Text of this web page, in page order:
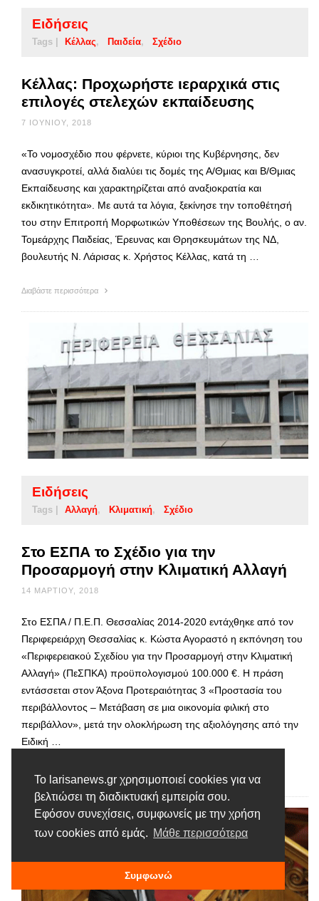
Το larisanews.gr χρησιμοποιεί cookies για να
βελτιώσει τη διαδικτυακή εμπειρία σου.
Εφόσον συνεχίσεις, συμφωνείς με την χρήση
των cookies από εμάς. Μάθε περισσότερα
Συμφωνώ
Ειδήσεις
Tags | Κέλλας Παιδεία Σχέδιο
Κέλλας: Προχωρήστε ιεραρχικά στις
επιλογές στελεχών εκπαίδευσης
7 ΙΟΥΝΊΟΥ, 2018
«Το νομοσχέδιο που φέρνετε, κύριοι της Κυβέρνησης, δεν
ανασυγκροτεί, αλλά διαλύει τις δομές της Α/Θμιας και Β/Θμιας
Εκπαίδευσης και χαρακτηρίζεται από αναξιοκρατία και
εκδικητικότητα». Με αυτά τα λόγια, ξεκίνησε την τοποθέτησή
του στην Επιτροπή Μορφωτικών Υποθέσεων της Βουλής, ο αν.
Τομεάρχης Παιδείας, Έρευνας και Θρησκευμάτων της ΝΔ,
βουλευτής Ν. Λάρισας κ. Χρήστος Κέλλας, κατά τη …
Διαβάστε περισσότερα
Ειδήσεις
Tags | Αλλαγή Κλιματική Σχέδιο
Στο ΕΣΠΑ το Σχέδιο για την
Προσαρμογή στην Κλιματική Αλλαγή
14 ΜΑΡΤΊΟΥ, 2018
Στο ΕΣΠΑ / Π.Ε.Π. Θεσσαλίας 2014-2020 εντάχθηκε από τον
Περιφερειάρχη Θεσσαλίας κ. Κώστα Αγοραστό η εκπόνηση του
«Περιφερειακού Σχεδίου για την Προσαρμογή στην Κλιματική
Αλλαγή» (ΠεΣΠΚΑ) προϋπολογισμού 100.000 €. Η πράση
εντάσσεται στον Άξονα Προτεραιότητας 3 «Προστασία του
περιβάλλοντος – Μετάβαση σε μια οικονομία φιλική στο
περιβάλλον», μετά την ολοκλήρωση της αξιολόγησης από την
Ειδική …
Διαβάστε περισσότερα